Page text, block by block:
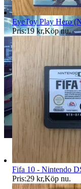
EyeToy Play Hero
Pris:19 kr,Köp nu.
Fifa 10 - Nintendo
Pris:29 kr,Köp nu.